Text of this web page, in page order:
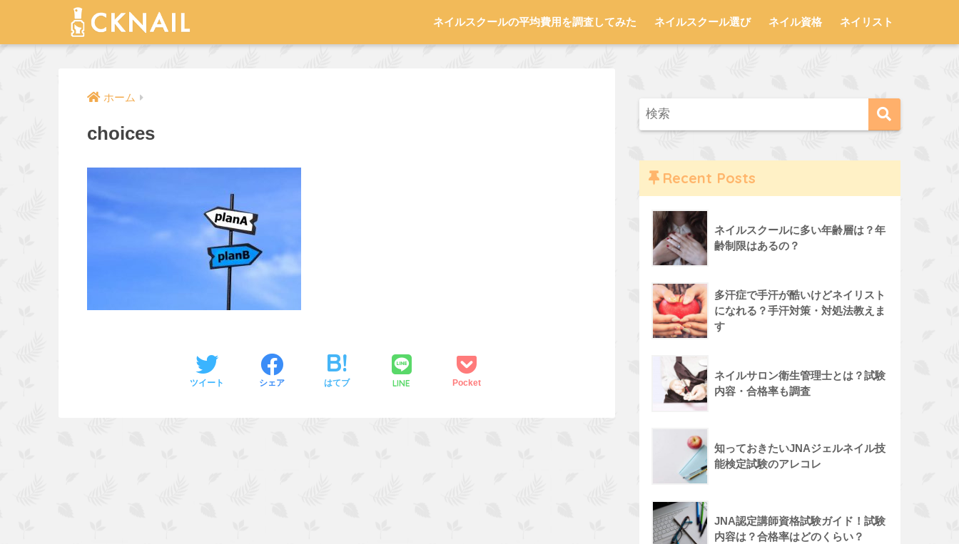
ネイルスクールの平均費用を調査してみた ネイルスクール選び ネイル資格 ネイリスト
ホーム
choices
ツイート シェア はてブ LINE Pocket
Recent Posts
ネイルスクールに多い年齢層は？年
齢制限はあるの？
多汗症で手汗が酷いけどネイリスト
になれる？手汗対策・対処法教えま
す
ネイルサロン衛生管理士とは？試験
内容・合格率も調査
知っておきたいJNAジェルネイル技
能検定試験のアレコレ
JNA認定講師資格試験ガイド！試験
内容は？合格率はどのくらい？